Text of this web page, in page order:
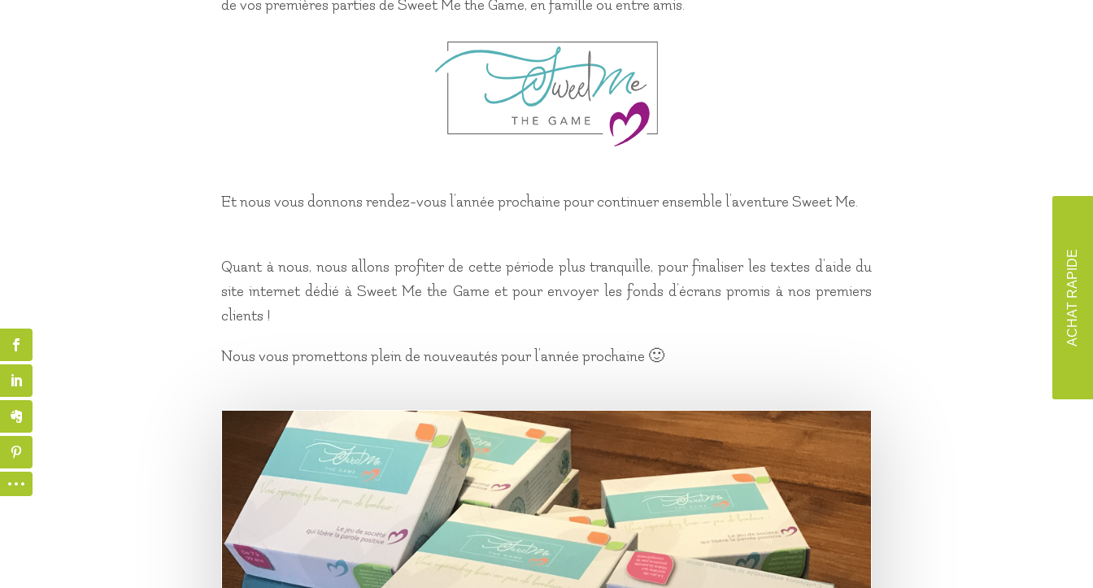
de vos premières parties de Sweet Me the Game, en famille ou entre amis.
Et nous vous donnons rendez-vous l’année prochaine pour continuer ensemble l’aventure Sweet Me.
Quant à nous, nous allons profiter de cette période plus tranquille, pour finaliser les textes d’aide du
site internet dédié à Sweet Me the Game et pour envoyer les fonds d’écrans promis à nos premiers
clients !
Nous vous promettons plein de nouveautés pour l’année prochaine 🙂
ACHAT RAPIDE